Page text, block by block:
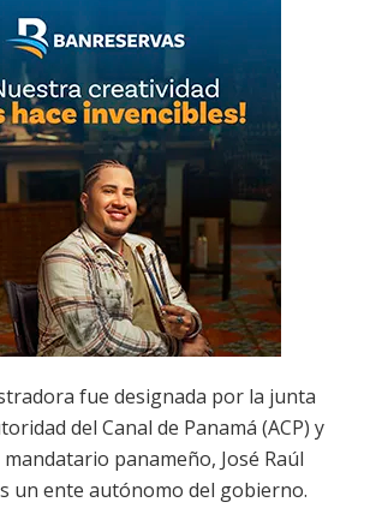
fue designada por la junta
del Canal de Panamá (ACP) y
panameño, José Raúl
un ente autónomo del gobierno.